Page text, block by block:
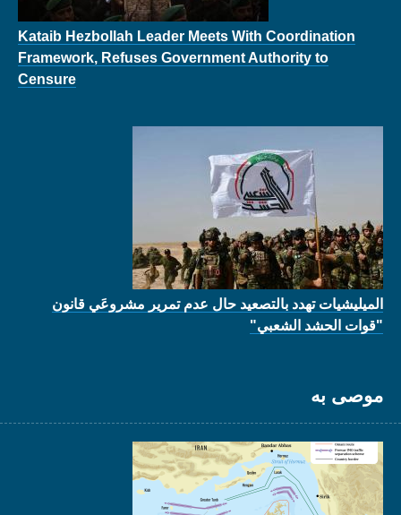
Kataib Hezbollah Leader Meets With Coordination
Framework, Refuses Government Authority to
Censure
الميليشيات تهدد بالتصعيد حال عدم تمرير مشروعَي قانون
"قوات الحشد الشعبي"
موصى به